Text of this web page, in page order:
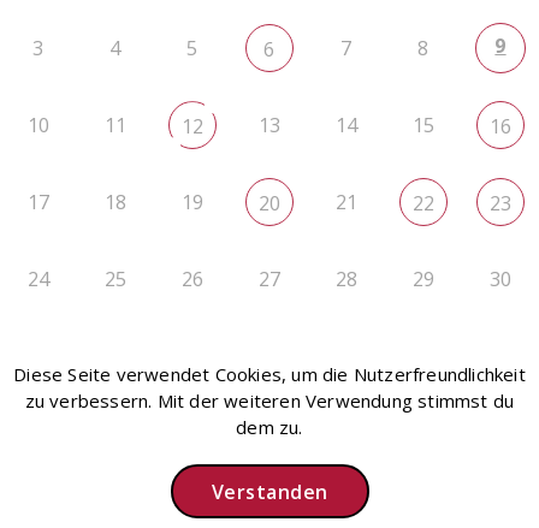
3 4 5 6 7 8 9
10 11 12 13 14 15 16
17 18 19 20 21 22 23
24 25 26 27 28 29 30
Diese Seite verwendet Cookies, um die Nutzerfreundlichkeit
zu verbessern. Mit der weiteren Verwendung stimmst du
dem zu.
Verstanden